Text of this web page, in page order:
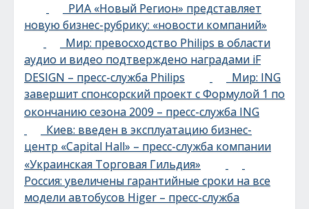
РИА «Новый Регион» представляет
новую бизнес-рубрику: «новости компаний»
Мир: превосходство Philips в области
аудио и видео подтверждено наградами iF
DESIGN – пресс-служба Philips
Мир: ING
завершит спонсорский проект с Формулой 1 по
окончанию сезона 2009 – пресс-служба ING
Киев: введен в эксплуатацию бизнес-
центр «Capital Hall» – пресс-служба компании
«Украинская Торговая Гильдия»
Россия: увеличены гарантийные сроки на все
модели автобусов Higer – пресс-служба